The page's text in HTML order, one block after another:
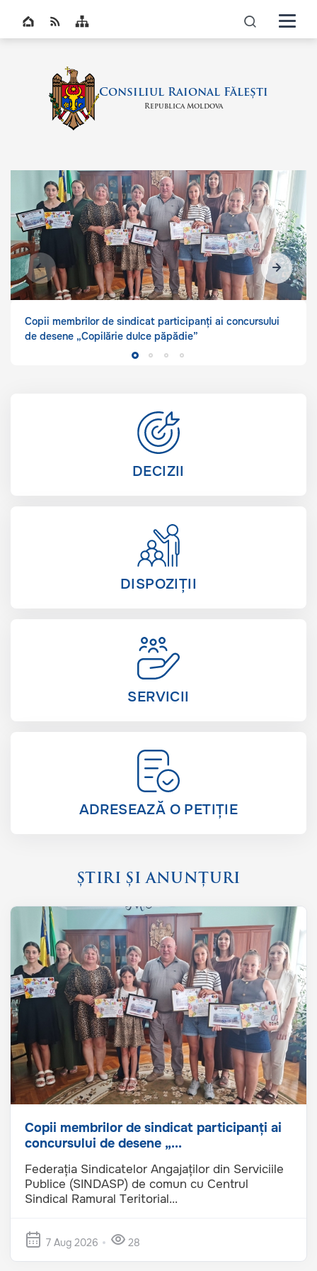
Top bar navigation icon
Consiliul Raional Fălești
Republica Moldova
Copii membrilor de sindicat participanți ai concursului
de desene „Copilărie dulce păpădie”
DECIZII
DISPOZIȚII
SERVICII
ADRESEAZĂ O PETIȚIE
ȘTIRI ȘI ANUNȚURI
Copii membrilor de sindicat participanți ai
concursului de desene „...
Federația Sindicatelor Angajaților din Serviciile
Publice (SINDASP) de comun cu Centrul
Sindical Ramural Teritorial...
7 Aug 2026 28